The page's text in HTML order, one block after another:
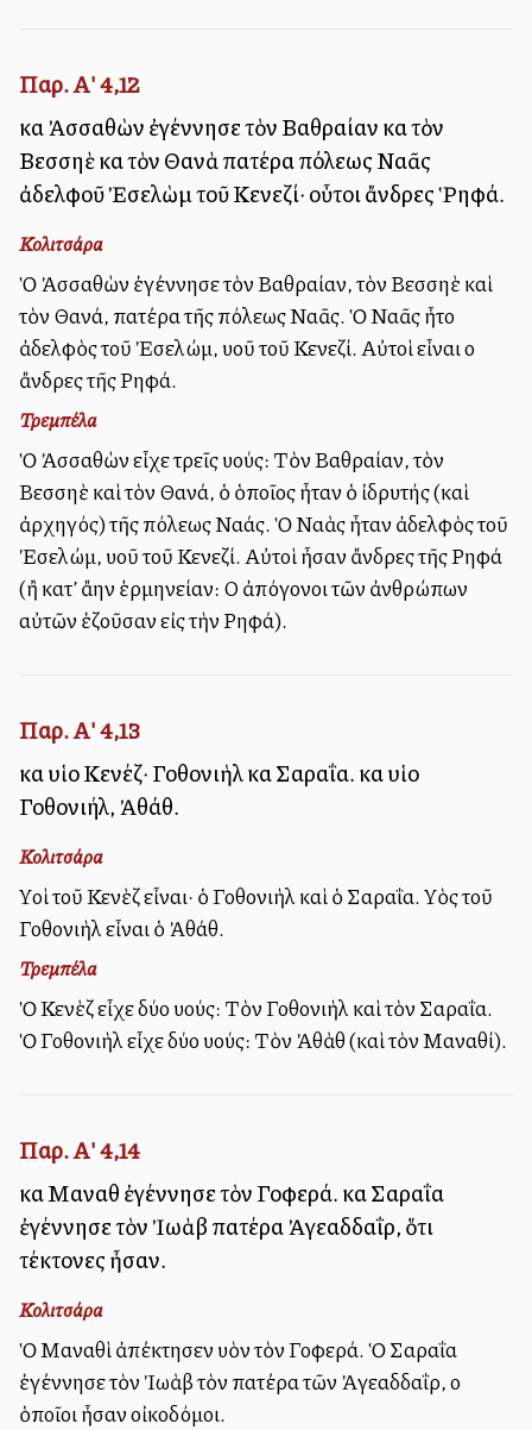
Παρ. Α' 4,12
καὶ Ἀσσαθὼν ἐγέννησε τὸν Βαθραίαν καὶ τὸν
Βεσσηὲ καὶ τὸν Θανὰ πατέρα πόλεως Ναᾶς
ἀδελφοῦ Ἐσελὼμ τοῦ Κενεζί· οὗτοι ἄνδρες Ῥηφά.
Κολιτσάρα
Ὁ Ἀσσαθὼν ἐγέννησε τὸν Βαθραίαν, τὸν Βεσσηὲ καὶ
τὸν Θανά, πατέρα τῆς πόλεως Ναᾶς. Ὁ Ναᾶς ἦτο
ἀδελφὸς τοῦ Ἐσελώμ, υἱοῦ τοῦ Κενεζί. Αὐτοὶ εἶναι οἱ
ἄνδρες τῆς Ρηφά.
Τρεμπέλα
Ὁ Ἀσσαθὼν εἶχε τρεῖς υἱούς: Τὸν Βαθραίαν, τὸν
Βεσσηὲ καὶ τὸν Θανά, ὁ ὁποῖος ἦταν ὁ ἰδρυτής (καὶ
ἀρχηγός) τῆς πόλεως Ναάς. Ὁ Ναὰς ἦταν ἀδελφὸς τοῦ
Ἐσελώμ, υἱοῦ τοῦ Κενεζί. Αὐτοὶ ἦσαν ἄνδρες τῆς Ρηφά
(ἢ κατ’ ἄλλην ἑρμηνείαν: Οἱ ἀπόγονοι τῶν ἀνθρώπων
αὐτῶν ἐζοῦσαν εἰς τὴν Ρηφά).
Παρ. Α' 4,13
καὶ υἱοὶ Κενέζ· Γοθονιὴλ καὶ Σαραΐα. καὶ υἱοὶ
Γοθονιήλ, Ἀθάθ.
Κολιτσάρα
Υἱοὶ τοῦ Κενὲζ εἶναι· ὁ Γοθονιὴλ καὶ ὁ Σαραΐα. Υἱὸς τοῦ
Γοθονιὴλ εἶναι ὁ Ἀθάθ.
Τρεμπέλα
Ὁ Κενὲζ εἶχε δύο υἱούς: Τὸν Γοθονιὴλ καὶ τὸν Σαραΐα.
Ὁ Γοθονιὴλ εἶχε δύο υἱούς: Τὸν Ἀθὰθ (καὶ τὸν Μαναθί).
Παρ. Α' 4,14
καὶ Μαναθὶ ἐγέννησε τὸν Γοφερά. καὶ Σαραΐα
ἐγέννησε τὸν Ἰωὰβ πατέρα Ἀγεαδδαΐρ, ὅτι
τέκτονες ἦσαν.
Κολιτσάρα
Ὁ Μαναθὶ ἀπέκτησεν υἱὸν τὸν Γοφερά. Ὁ Σαραΐα
ἐγέννησε τὸν Ἰωὰβ τὸν πατέρα τῶν Ἀγεαδδαΐρ, οἱ
ὁποῖοι ἦσαν οἰκοδόμοι.